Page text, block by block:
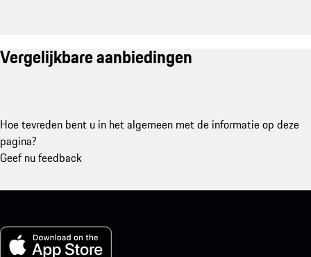
Vergelijkbare aanbiedingen
Hoe tevreden bent u in het algemeen met de informatie op deze
pagina?
Geef nu feedback